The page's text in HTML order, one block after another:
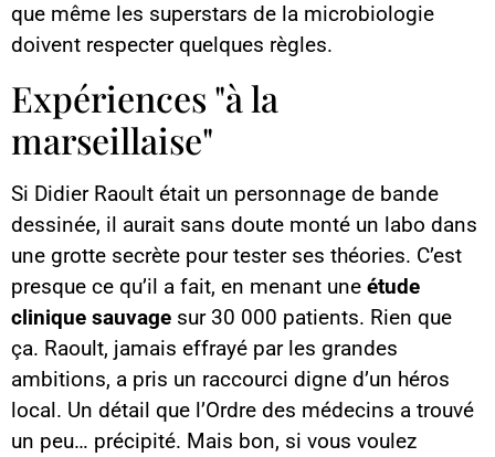
que même les superstars de la microbiologie
doivent respecter quelques règles.
Expériences "à la
marseillaise"
Si Didier Raoult était un personnage de bande
dessinée, il aurait sans doute monté un labo dans
une grotte secrète pour tester ses théories. C’est
presque ce qu’il a fait, en menant une étude
clinique sauvage sur 30 000 patients. Rien que
ça. Raoult, jamais effrayé par les grandes
ambitions, a pris un raccourci digne d’un héros
local. Un détail que l’Ordre des médecins a trouvé
un peu… précipité. Mais bon, si vous voulez